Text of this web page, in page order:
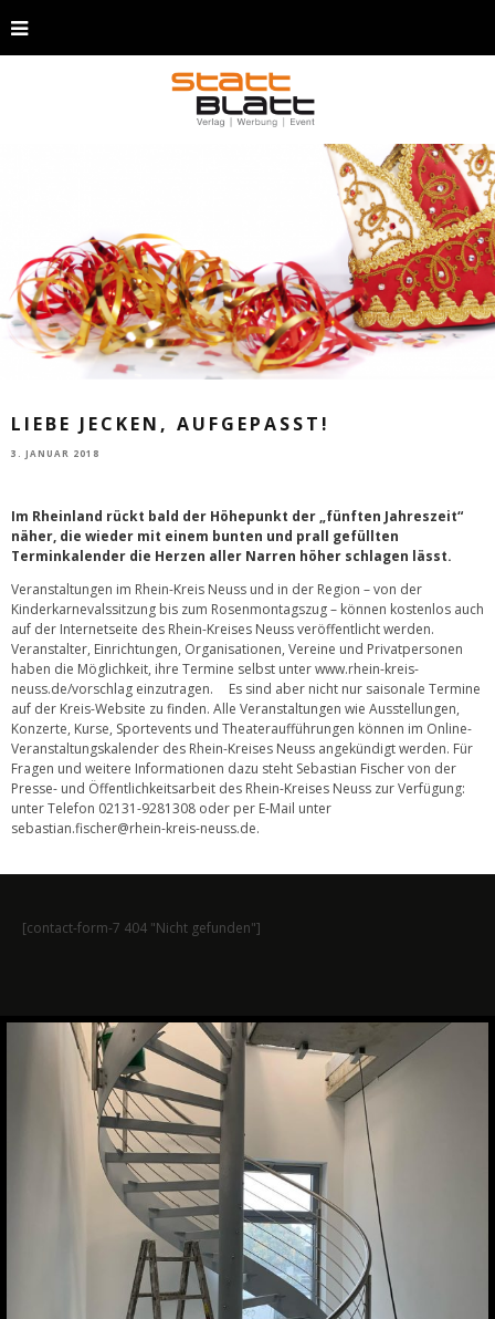
LIEBE JECKEN, AUFGEPASST!
3. JANUAR 2018
Im Rheinland rückt bald der Höhepunkt der „fünften Jahreszeit“
näher, die wieder mit einem bunten und prall gefüllten
Terminkalender die Herzen aller Narren höher schlagen lässt.
Veranstaltungen im Rhein-Kreis Neuss und in der Region – von der
Kinderkarnevalssitzung bis zum Rosenmontagszug – können kostenlos auch
auf der Internetseite des Rhein-Kreises Neuss veröffentlicht werden.
Veranstalter, Einrichtungen, Organisationen, Vereine und Privatpersonen
haben die Möglichkeit, ihre Termine selbst unter www.rhein-kreis-
neuss.de/vorschlag einzutragen. Es sind aber nicht nur saisonale Termine
auf der Kreis-Website zu finden. Alle Veranstaltungen wie Ausstellungen,
Konzerte, Kurse, Sportevents und Theateraufführungen können im Online-
Veranstaltungskalender des Rhein-Kreises Neuss angekündigt werden. Für
Fragen und weitere Informationen dazu steht Sebastian Fischer von der
Presse- und Öffentlichkeitsarbeit des Rhein-Kreises Neuss zur Verfügung:
unter Telefon 02131-9281308 oder per E-Mail unter
sebastian.fischer@rhein-kreis-neuss.de.
[contact-form-7 404 "Nicht gefunden"]